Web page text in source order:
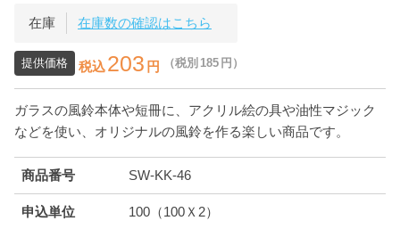
在庫 在庫数の確認はこちら
提供価格 税込203 円 （税別 185 円）
ガラスの風鈴本体や短冊に、アクリル絵の具や油性マジック
などを使い、オリジナルの風鈴を作る楽しい商品です。
商品番号 SW-KK-46
申込単位 100（100Ｘ2）